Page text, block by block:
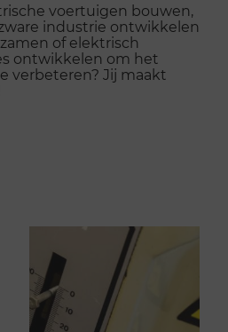
voertuigen bouwen,
industrie ontwikkelen
of elektrisch
ontwikkelen om het
verbeteren? Jij maakt